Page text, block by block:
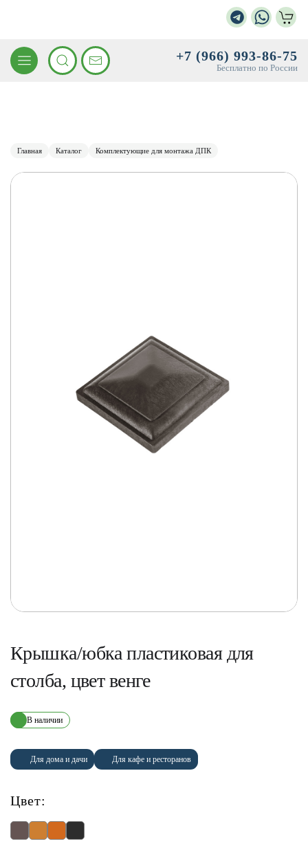
+7 (966) 993-86-75
Бесплатно по России
Главная Каталог Комплектующие для монтажа ДПК
Крышка/юбка пластиковая для
столба, цвет венге
В наличии
Для дома и дачи Для кафе и ресторанов
Цвет: